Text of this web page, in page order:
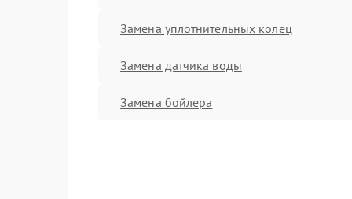
Замена уплотнительных колец
Замена датчика воды
Замена бойлера